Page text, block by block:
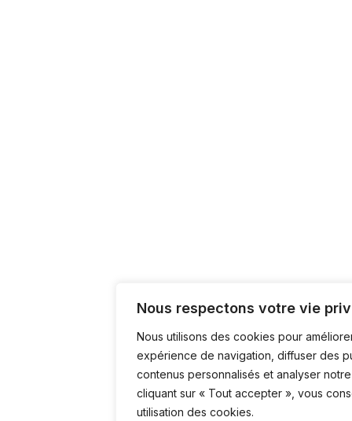
Nous respectons votre vie
Nous utilisons des cookies pour
expérience de navigation, diffuser des
contenus personnalisés et analyser
cliquant sur « Tout accepter », vous
utilisation des cookies.